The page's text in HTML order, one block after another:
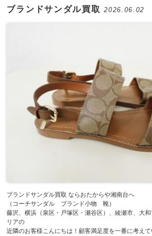
ブランドサンダル買取2026.06.02
ブランドサンダル買取 ならおたからや湘南台へ
（コーチサンダル ブランド小物 靴）
藤沢、横浜（泉区・戸塚区・瀬谷区）、綾瀬市、大
リアの
近隣のお客様こんにちは！顧客満足度を一番に考えて